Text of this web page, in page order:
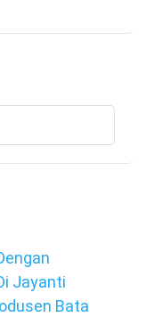
Jayanti
Bata